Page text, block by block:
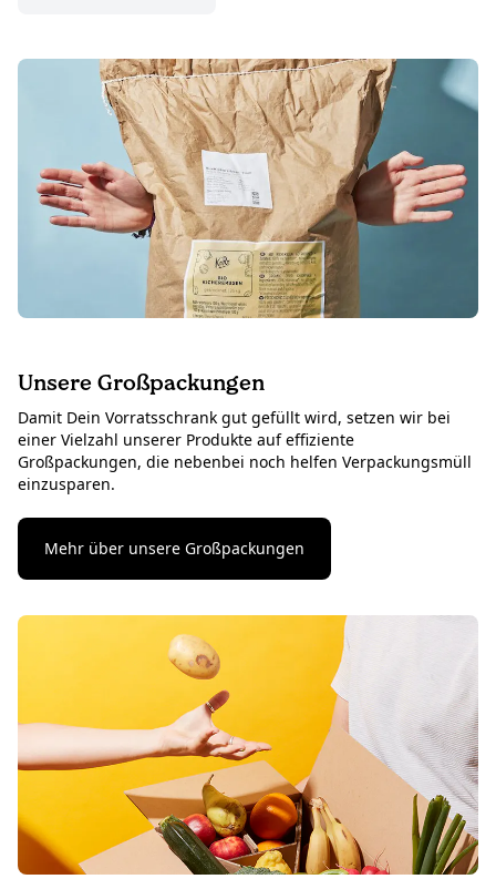
Unsere Großpackungen
Damit Dein Vorratsschrank gut gefüllt wird, setzen wir bei
einer Vielzahl unserer Produkte auf effiziente
Großpackungen, die nebenbei noch helfen Verpackungsmüll
einzusparen.
Mehr über unsere Großpackungen